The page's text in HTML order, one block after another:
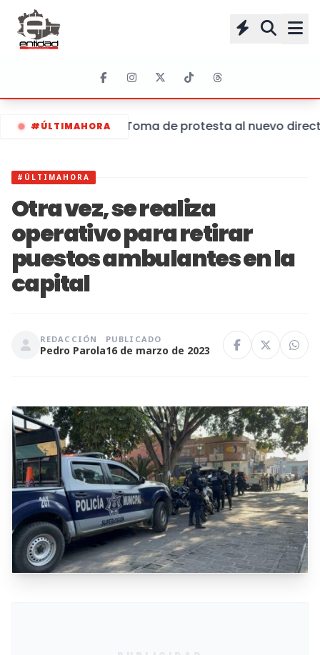
#ÚLTIMAHORA Toma de protesta al nuevo
#ÚLTIMAHORA
Otra vez, se realiza
operativo para retirar
puestos ambulantes en la
capital
REDACCIÓN
Pedro Parola
PUBLICADO
16 de marzo de 2023